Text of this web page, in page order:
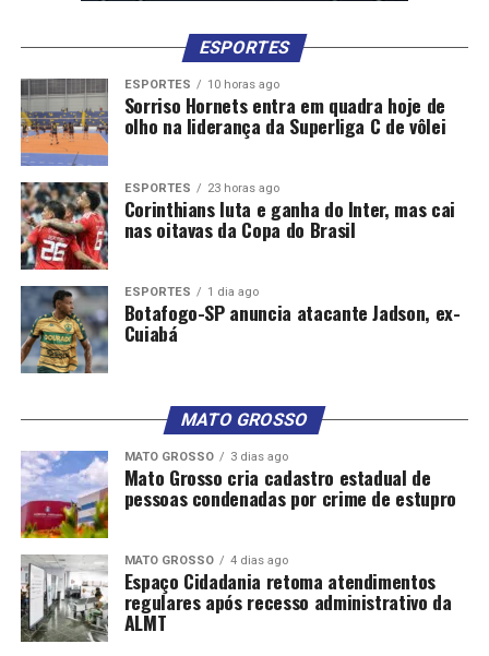
ESPORTES
ESPORTES 10 horas ago
Sorriso Hornets entra em quadra hoje de
olho na liderança da Superliga C de vôlei
ESPORTES 23 horas ago
Corinthians luta e ganha do Inter, mas cai
nas oitavas da Copa do Brasil
ESPORTES 1 dia ago
Botafogo-SP anuncia atacante Jadson, ex-
Cuiabá
MATO GROSSO
MATO GROSSO 3 dias ago
Mato Grosso cria cadastro estadual de
pessoas condenadas por crime de estupro
MATO GROSSO 4 dias ago
Espaço Cidadania retoma atendimentos
regulares após recesso administrativo da
ALMT